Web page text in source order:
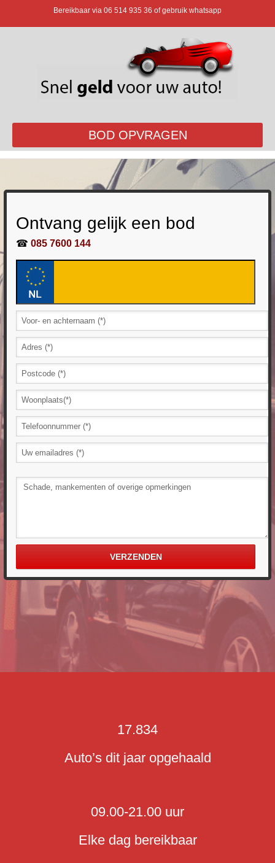
Bereikbaar via 06 514 935 36 of gebruik whatsapp
BOD OPVRAGEN
Ontvang gelijk een bod
☎ 085 7600 144
17.834
Auto’s dit jaar opgehaald
09.00-21.00 uur
Elke dag bereikbaar